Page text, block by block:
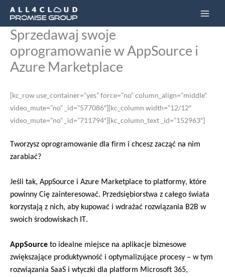
Przejdź
treści
Main
Sprzedawaj swoje
oprogramowanie w AppSource i
Azure Marketplace
[kc_row use_container=”yes” force=”no” column_align=”middle”
video_mute=”no” _id=”577086″][kc_column width=”12/12″
video_mute=”no” _id=”711794″][kc_column_text _id=”152963″]
Tworzysz oprogramowanie dla firm i chcesz zacząć na nim
zarabiać?
Jeśli tak, AppSource i Azure Marketplace to platformy, które
powinny Cię zainteresować. Przedsiębiorstwa z całego świata
korzystają z nich, aby kupować i wdrażać rozwiązania B2B w
swoich środowiskach IT.
AppSource to idealne miejsce na aplikacje biznesowe
zwiększające produktywność i optymalizujące procesy – w tym
rozwiązania SaaS i wtyczki dla platform Microsoft 365